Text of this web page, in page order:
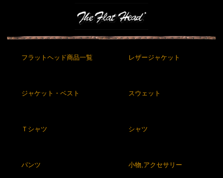
フラットヘッド商品一覧 レザージャケット
ジャケット・ベスト スウェット
Ｔシャツ シャツ
パンツ 小物,アクセサリー